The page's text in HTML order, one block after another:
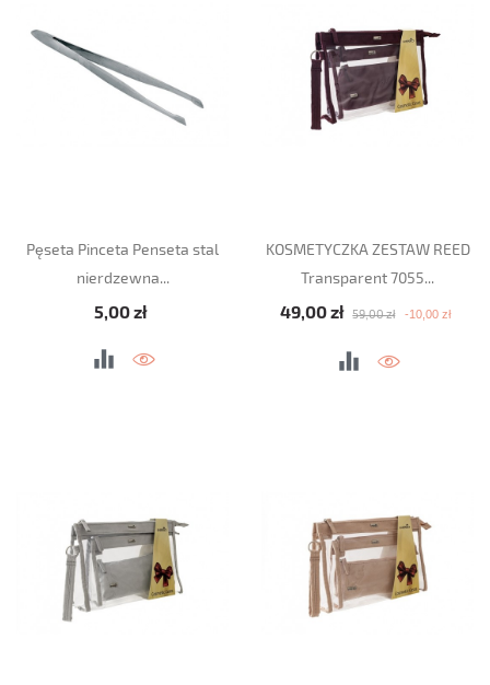
Pęseta Pinceta Penseta stal
nierdzewna...
Cena
5,00 zł
KOSMETYCZKA ZESTAW REED
Transparent 7055...
Cena podstawowa
59,00 zł -10,00 zł
Cena
49,00 zł